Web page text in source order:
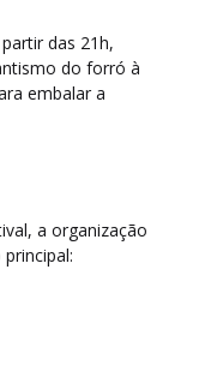
das 21h,
do forró à
embalar a
a organização